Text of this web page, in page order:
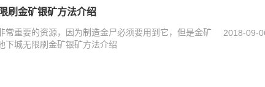
刷金矿银矿方法介绍
常重要的资源，因为制造金尸必须要用到它，但是金矿
下城无限刷金矿银矿方法介绍
2018-09-